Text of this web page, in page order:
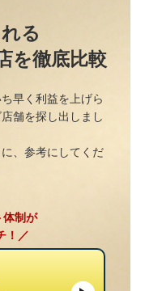
る
を徹底比較
早く利益を上げら
舗を探し出しまし
、参考にしてくだ
体制が
！／